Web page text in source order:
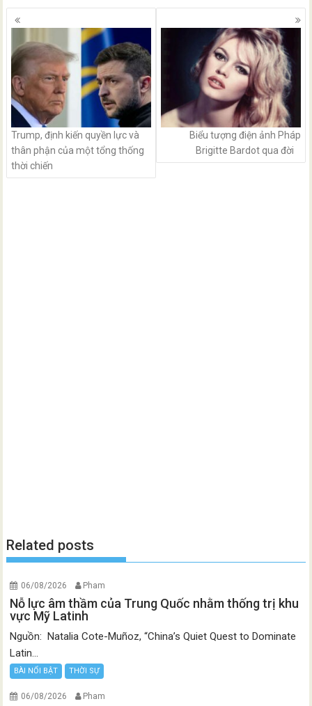
Posts
navigation
Trump, định kiến quyền lực và
thân phận của một tổng thống
thời chiến
Biểu tượng điện ảnh Pháp
Brigitte Bardot qua đời
Related posts
06/08/2026 Pham
Nỗ lực âm thầm của Trung Quốc nhằm thống trị khu
vực Mỹ Latinh
Nguồn: Natalia Cote-Muñoz, “China’s Quiet Quest to Dominate
Latin...
BÀI NỔI BẬT THỜI SỰ
06/08/2026 Pham